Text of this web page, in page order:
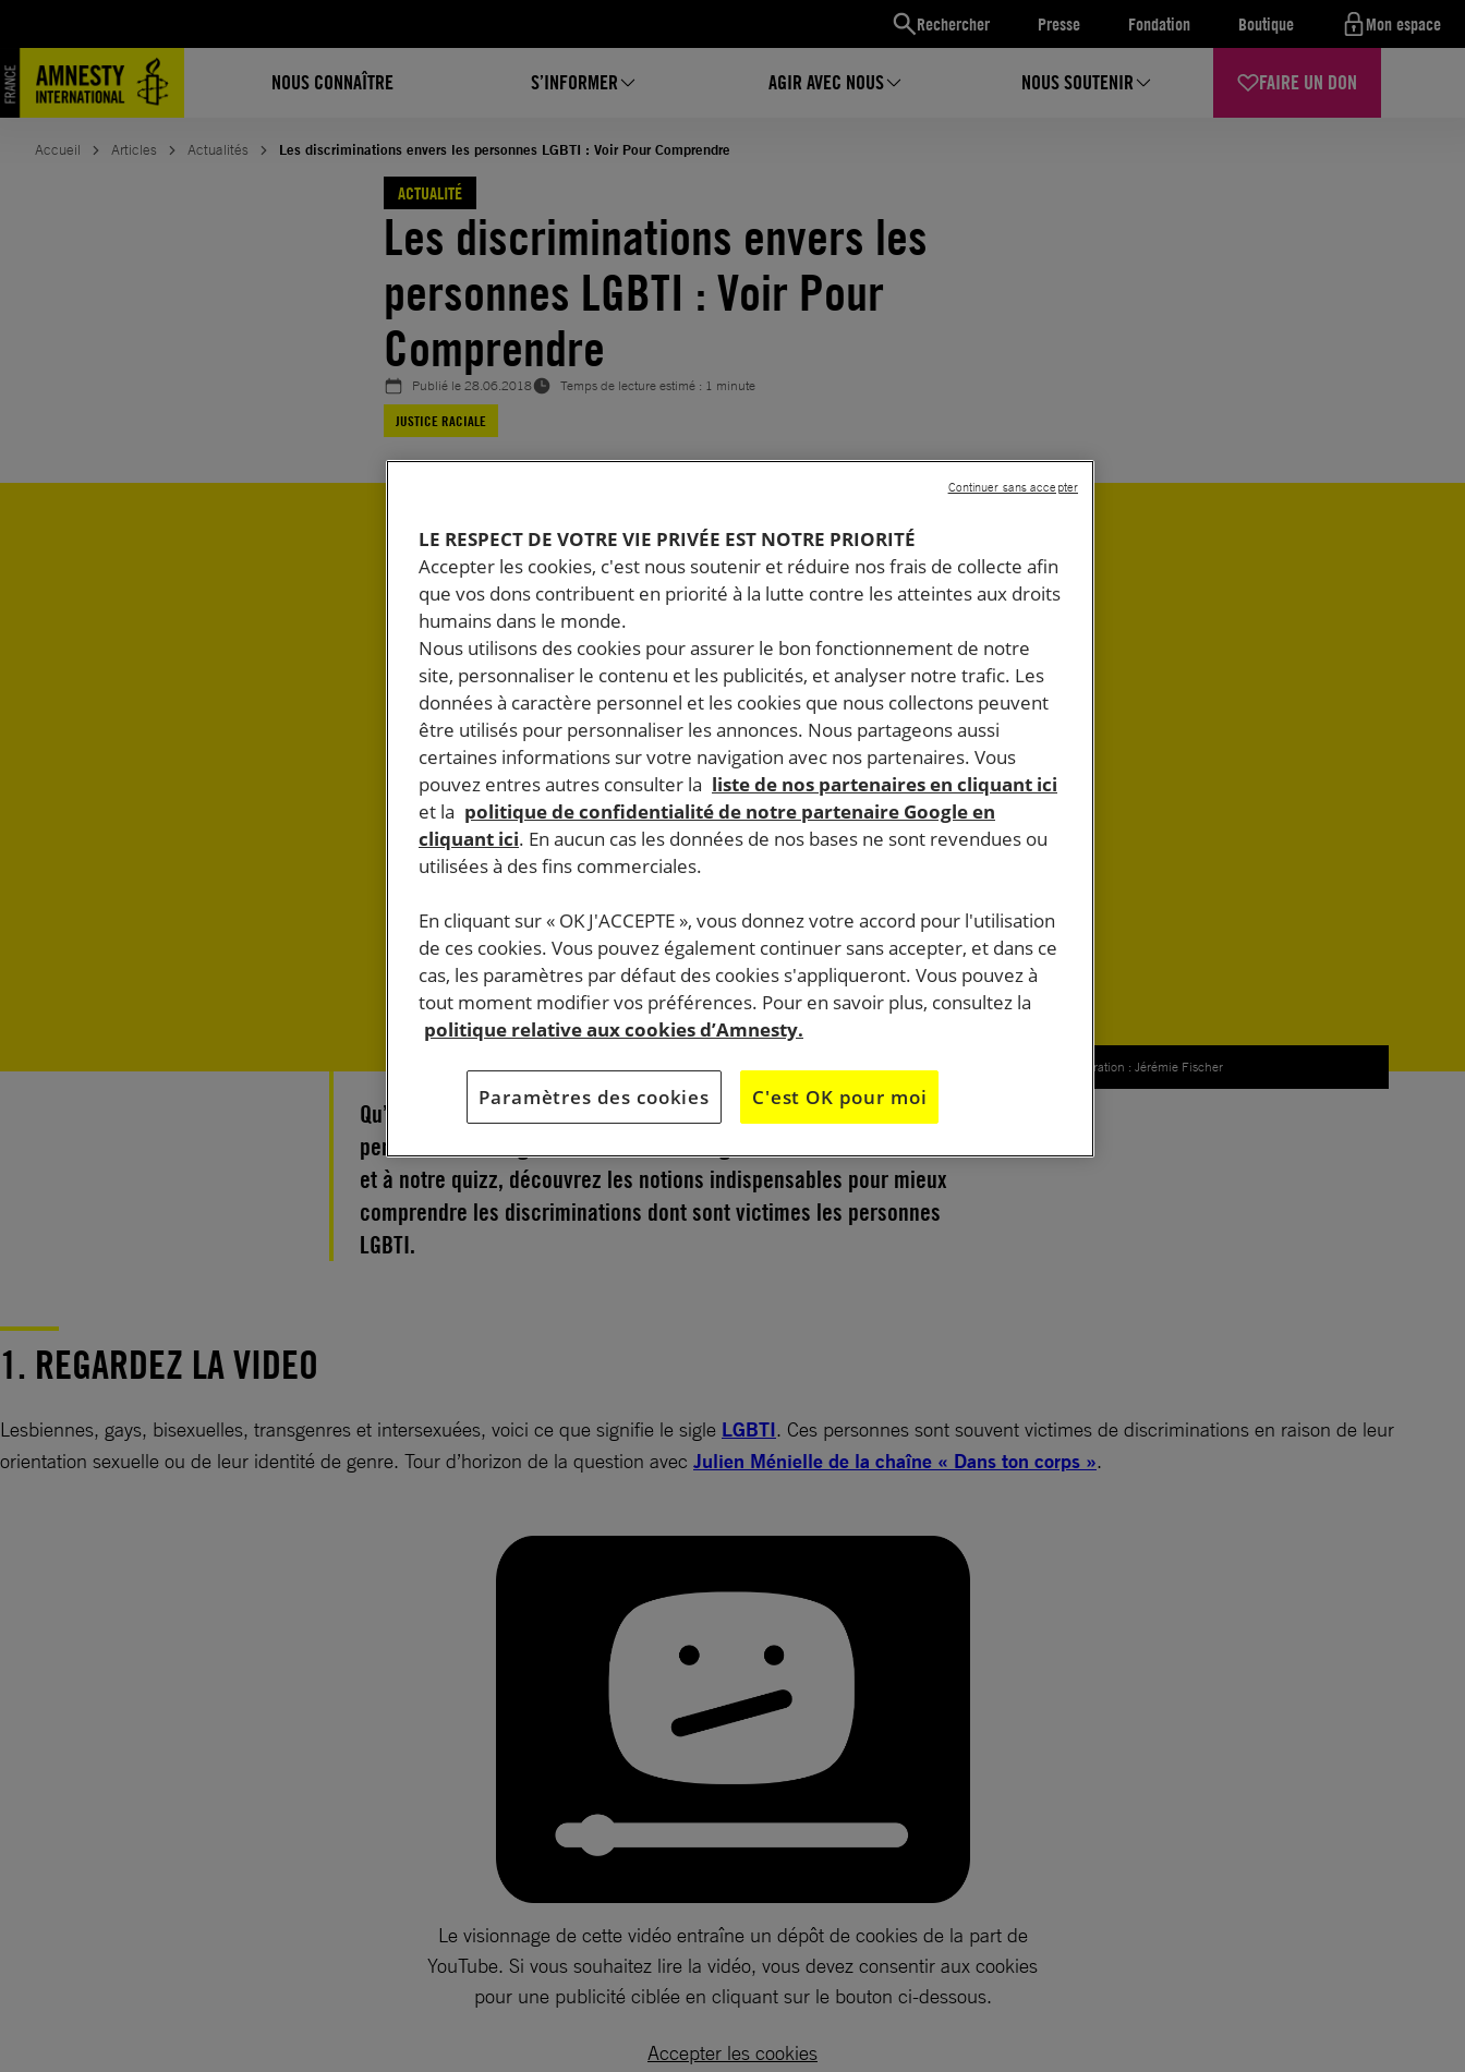
Rechercher Presse Fondation Boutique Mon espace
NOUS CONNAÎTRE S’INFORMER AGIR AVEC NOUS NOUS SOUTENIR FAIRE UN DON
contenu
Accueil Articles Actualités Les discriminations envers les personnes LGBTI : Voir Pour Comprendre
ACTUALITÉ
Les discriminations envers les
personnes LGBTI : Voir Pour
Comprendre
Publié le28.06.2018
Temps de lecture estimé : 1 minute
JUSTICE RACIALE
© Illustration : Jérémie Fischer
Qu’est-ce que l’orientation sexuelle ou l’identité de genre d’une
personne ? Que signifie exactement le sigle LGBTI ? Grâce à notre vidéo
et à notre quizz, découvrez les notions indispensables pour mieux
comprendre les discriminations dont sont victimes les personnes
LGBTI.
1. REGARDEZ LA VIDEO
Lesbiennes, gays, bisexuelles, transgenres et intersexuées, voici ce que signifie le sigle LGBTI. Ces personnes sont souvent victimes de discriminations en raison de leur
orientation sexuelle ou de leur identité de genre. Tour d’horizon de la question avec Julien Ménielle de la chaîne « Dans ton corps ».
Le visionnage de cette vidéo entraîne un dépôt de cookies de la part de
YouTube. Si vous souhaitez lire la vidéo, vous devez consentir aux cookies
pour une publicité ciblée en cliquant sur le bouton ci-dessous.
Accepter les cookies
LE RESPECT DE VOTRE VIE PRIVÉE EST NOTRE PRIORITÉ
Accepter les cookies, c'est nous soutenir et réduire nos frais de collecte afin
que vos dons contribuent en priorité à la lutte contre les atteintes aux droits
humains dans le monde.
Nous utilisons des cookies pour assurer le bon fonctionnement de notre
site, personnaliser le contenu et les publicités, et analyser notre trafic. Les
données à caractère personnel et les cookies que nous collectons peuvent
être utilisés pour personnaliser les annonces. Nous partageons aussi
certaines informations sur votre navigation avec nos partenaires. Vous
pouvez entres autres consulter la liste de nos partenaires en cliquant ici
et la politique de confidentialité de notre partenaire Google en
cliquant ici. En aucun cas les données de nos bases ne sont revendues ou
utilisées à des fins commerciales.
En cliquant sur « OK J'ACCEPTE », vous donnez votre accord pour l'utilisation
de ces cookies. Vous pouvez également continuer sans accepter, et dans ce
cas, les paramètres par défaut des cookies s'appliqueront. Vous pouvez à
tout moment modifier vos préférences. Pour en savoir plus, consultez la
politique relative aux cookies d’Amnesty.
Paramètres des cookies C'est OK pour moi
Continuer sans accepter